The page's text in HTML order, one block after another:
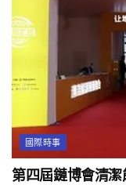
國際時事
第四屆鏈博會清